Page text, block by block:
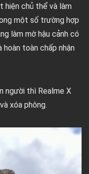
hiện chủ thể và làm
một số trường hợp
làm mờ hậu cảnh có
hoàn toàn chấp nhận
người thì Realme X
xóa phông.